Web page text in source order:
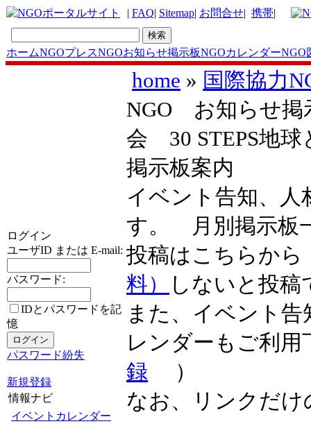
| FAQ| Sitemap| お問合せ| 携帯|
ホームNGOプレスNGOお知らせ掲示板NGOカレンダーNGO
ログイン
ユーザID または E-mail:
パスワード:
IDとパスワードを記
憶
パスワード紛失
新規登録
情報ナビ
イベントカレンダー
home » 国際協力
NGO お知らせ掲
会 30 STEPS地球
掲示板案内
イベント告知、人
す。 月別掲示
投稿はこちらか
料）
しないと投
また、イベント
レンダーもご利
録 ）
なお、リンクだ